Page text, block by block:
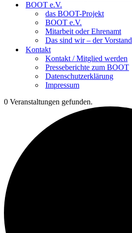
BOOT e.V.
das BOOT-Projekt
BOOT e.V.
Mitarbeit oder Ehrenamt
Das sind wir – der Vorstand
Kontakt
Kontakt / Mitglied werden
Presseberichte zum BOOT
Datenschutzerklärung
Impressum
0 Veranstaltungen gefunden.